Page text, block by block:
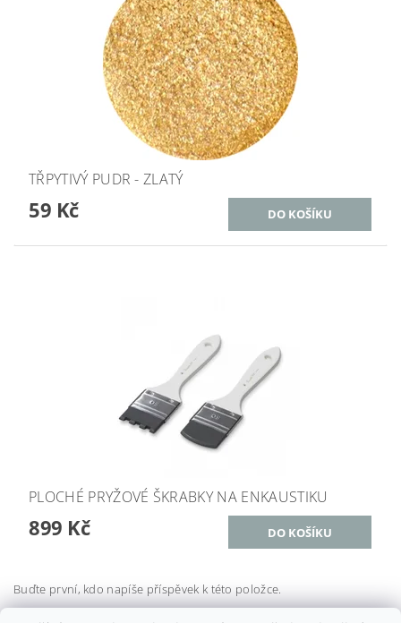
TŘPYTIVÝ PUDR - ZLATÝ
59 Kč
PLOCHÉ PRYŽOVÉ ŠKRABKY NA ENKAUSTIKU
899 Kč
Buďte první, kdo napíše příspěvek k této položce.